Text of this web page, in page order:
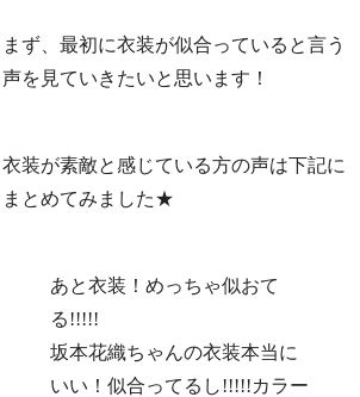
まず、最初に衣装が似合っていると言う
声を見ていきたいと思います！
衣装が素敵と感じている方の声は下記に
まとめてみました★
あと衣装！めっちゃ似おて
る!!!!!
坂本花織ちゃんの衣装本当に
いい！似合ってるし!!!!!カラー